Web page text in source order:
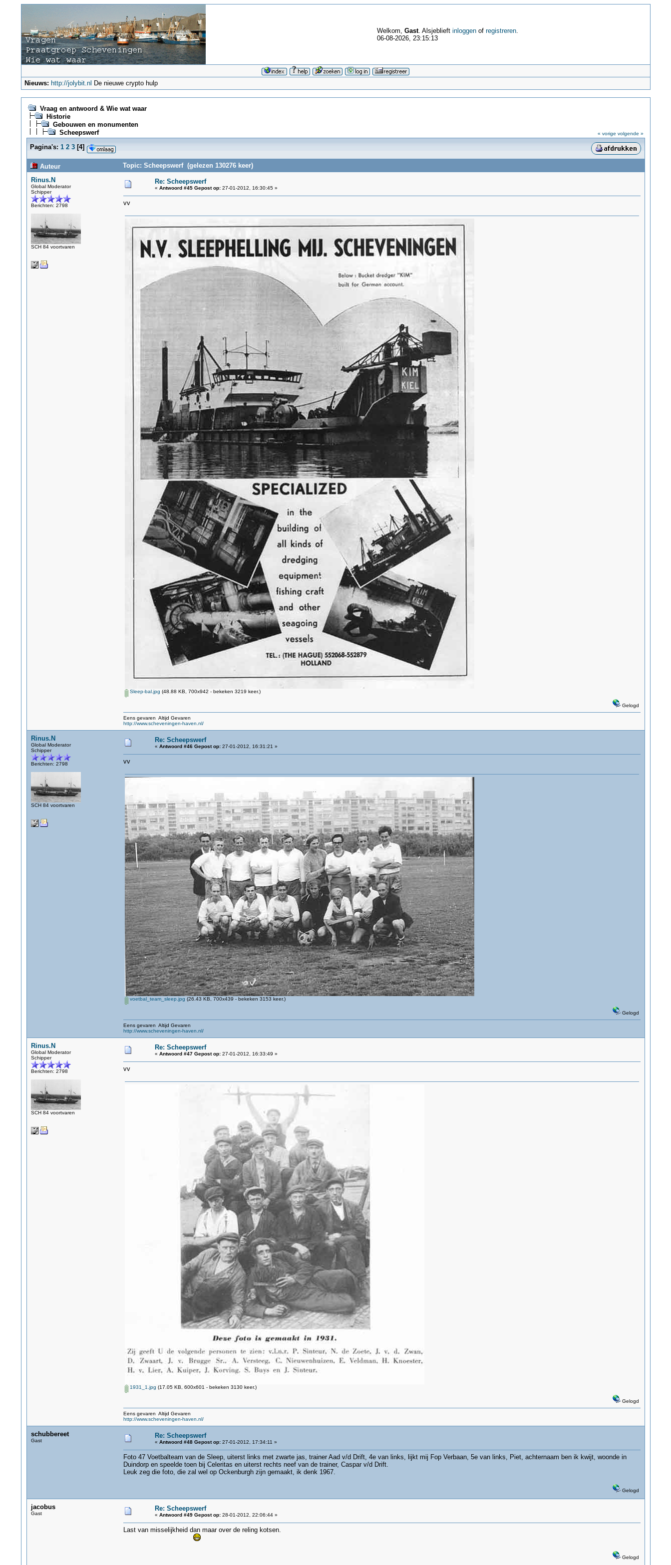
Welkom, Gast. Alsjeblieft inloggenof registreren.
06-08-2026, 23:15:13
Nieuws: http://jolybit.nl De nieuwe crypto hulp
Vraag en antwoord & Wie wat waar
Historie
Gebouwen en monumenten
Scheepswerf
« vorige volgende »
Pagina's: 1 2 3[4]
Auteur
Topic: Scheepswerf (gelezen 130276 keer)
Rinus.N
Global Moderator
Schipper
Berichten: 2798
SCH 84 voortvaren
Re: Scheepswerf
« Antwoord #45 Gepost op:27-01-2012, 16:30:45 »
vv
Sleep-bal.jpg (48.88 KB, 700x942 - bekeken 3219 keer.)
Gelogd
Eens gevaren Altijd Gevaren
http://www.scheveningen-haven.nl/
Rinus.N
Global Moderator
Schipper
Berichten: 2798
SCH 84 voortvaren
Re: Scheepswerf
« Antwoord #46 Gepost op:27-01-2012, 16:31:21 »
vv
voetbal_team_sleep.jpg (26.43 KB, 700x439 - bekeken 3153 keer.)
Gelogd
Eens gevaren Altijd Gevaren
http://www.scheveningen-haven.nl/
Rinus.N
Global Moderator
Schipper
Berichten: 2798
SCH 84 voortvaren
Re: Scheepswerf
« Antwoord #47 Gepost op:27-01-2012, 16:33:49 »
vv
1931_1.jpg (17.05 KB, 600x601 - bekeken 3130 keer.)
Gelogd
Eens gevaren Altijd Gevaren
http://www.scheveningen-haven.nl/
schubbereet
Gast
Re: Scheepswerf
« Antwoord #48 Gepost op:27-01-2012, 17:34:11 »
Foto 47 Voetbalteam van de Sleep, uiterst links met zwarte jas, trainer Aad v/d Drift, 4e van links, lijkt mij Fop Verbaan, 5e van links, Piet, achternaam ben ik kwijt, woonde in
Duindorp en speelde toen bij Celeritas en uiterst rechts neef van de trainer, Caspar v/d Drift.
Leuk zeg die foto, die zal wel op Ockenburgh zijn gemaakt, ik denk 1967.
Gelogd
jacobus
Gast
Re: Scheepswerf
« Antwoord #49 Gepost op:28-01-2012, 22:06:44 »
Last van misselijkheid dan maar over de reling kotsen.
Gelogd